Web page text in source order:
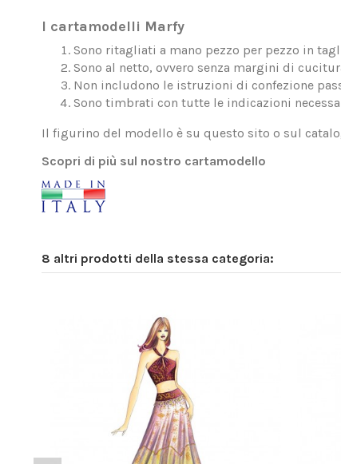
I cartamodelli Marfy
Sono ritagliati a mano pezzo per pezzo in
Sono al netto, ovvero senza margini di
Non includono le istruzioni di confezione
Sono timbrati con tutte le indicazioni
Il figurino del modello è su questo sito o sul
Scopri di più sul nostro cartamodello
8 altri prodotti della stessa categoria: